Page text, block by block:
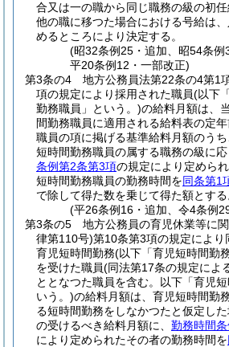
合又は一の職から同じ職務の級の初
他の職に移つた場合における号給は
めるところにより決定する。
(昭32条例25・追加、昭54条例
平20条例12・一部改正)
第3条の4
地方公務員法第22条の4第1
項の規定により採用された職員(以下
勤務職員」という。)の給料月額は、
間勤務職員に適用される給料表の定
職員の項に掲げる基準給料月額のう
短時間勤務職員の属する職務の級に応
条例第2条第3項の規定により定めら
短時間勤務職員の勤務時間を同条第1
で除して得た数を乗じて得た額とする
(平26条例16・追加、令4条例
第3条の5
地方公務員の育児休業等に
律第110号)第10条第3項の規定により
育児短時間勤務(以下「育児短時間勤
を受けた職員(同法第17条の規定によ
ととなつた職員を含む。以下「育児
いう。)の給料月額は、育児短時間勤
る短時間勤務をしなかつたと仮定し
の受けるべき給料月額に、 勤務時間
により定められたその者の勤務時間を